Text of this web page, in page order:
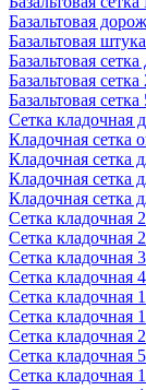
Базальтовая
Базальтовая
Базальтовая
Базальтовая
Базальтовая
Сетка кладочная
Кладочная сетка
Кладочная сетка
Кладочная сетка
Кладочная сетка
Сетка кладочная
Сетка кладочная
Сетка кладочная
Сетка кладочная
Сетка кладочная
Сетка кладочная
Сетка кладочная
Сетка кладочная
Сетка кладочная